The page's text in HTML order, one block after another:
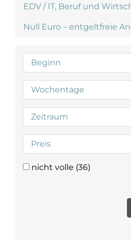
EDV / IT, Beruf und
Null Euro – entgeltfreie
Beginn
Wochentage
Zeitraum
Preis
nicht volle (36)